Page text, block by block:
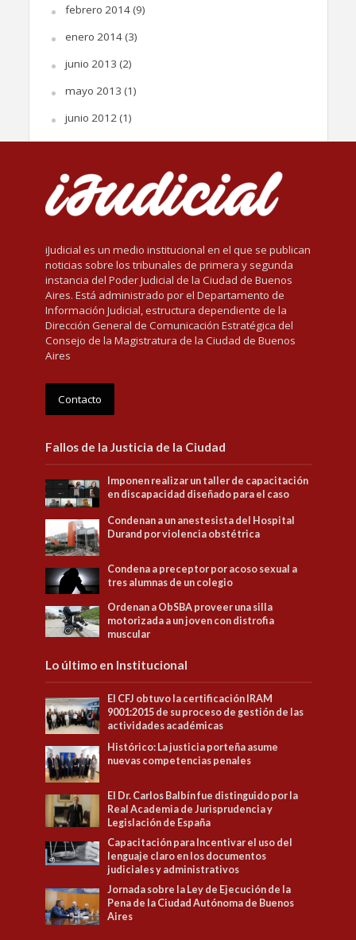
febrero 2014(9)
enero 2014(3)
junio 2013 (2)
mayo 2013 (1)
junio 2012(1)
iJudicial es un medio institucional en el que se publican
noticias sobre los tribunales de primera y segunda
instancia del Poder Judicial de la Ciudad de Buenos
Aires. Está administrado por el Departamento de
Información Judicial, estructura dependiente de la
Dirección General de Comunicación Estratégica del
Consejo de la Magistratura de la Ciudad de Buenos
Aires
Contacto
Fallos de la Justicia de la Ciudad
Imponen realizar un taller de capacitación
en discapacidad diseñado para el caso
Condenan a un anestesista del Hospital
Durand por violencia obstétrica
Condena a preceptor por acoso sexual a
tres alumnas de un colegio
Ordenan a ObSBA proveer una silla
motorizada a un joven con distrofia
muscular
Lo último en Institucional
El CFJ obtuvo la certificación IRAM
9001:2015 de su proceso de gestión de las
actividades académicas
Histórico: La justicia porteña asume
nuevas competencias penales
El Dr. Carlos Balbín fue distinguido por la
Real Academia de Jurisprudencia y
Legislación de España
Capacitación para Incentivar el uso del
lenguaje claro en los documentos
judiciales y administrativos
Jornada sobre la Ley de Ejecución de la
Pena de la Ciudad Autónoma de Buenos
Aires